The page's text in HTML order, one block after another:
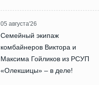
05 августа'26
Семейный экипаж
комбайнеров Виктора и
Максима Гойликов из РСУП
«Олекшицы» – в деле!